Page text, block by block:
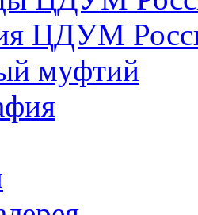
ЦДУМ
муфтий